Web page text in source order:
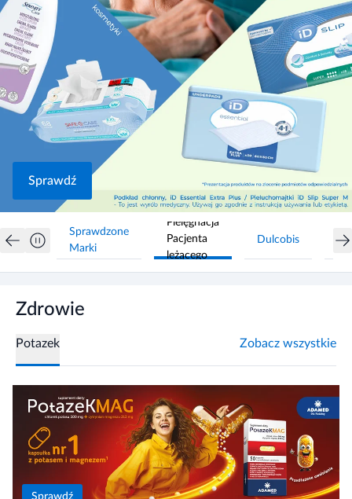
Sprawdź
Sprawdzone
Marki
Pielęgnacja
Pacjenta
leżącego
Dulcobis
Zdrowie
Potazek Zobacz wszystkie
Sprawdź